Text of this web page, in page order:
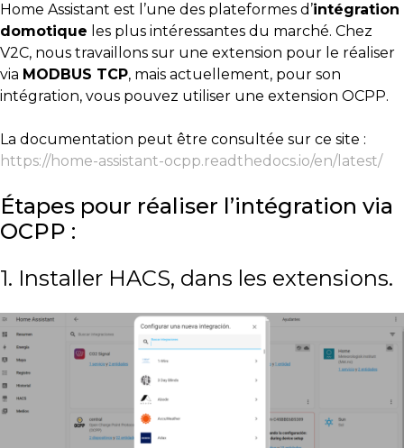
Home Assistant est l’une des plateformes d’intégration
domotique les plus intéressantes du marché. Chez
V2C, nous travaillons sur une extension pour le réaliser
via MODBUS TCP, mais actuellement, pour son
intégration, vous pouvez utiliser une extension OCPP.
La documentation peut être consultée sur ce site :
https://home-assistant-ocpp.readthedocs.io/en/latest/
Étapes pour réaliser l’intégration via
OCPP :
1. Installer HACS, dans les extensions.